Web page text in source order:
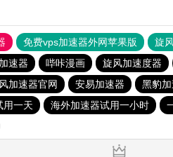
免费vps加速器外网苹果版 旋
速器 哔咔漫画 旋风加速度器
加速器官网 安易加速器 黑豹
用一天 海外加速器试用一小时